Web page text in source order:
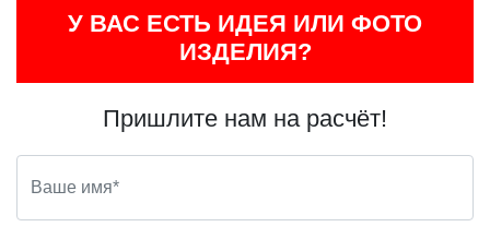
У ВАС ЕСТЬ ИДЕЯ ИЛИ ФОТО
ИЗДЕЛИЯ?
Пришлите нам на расчёт!